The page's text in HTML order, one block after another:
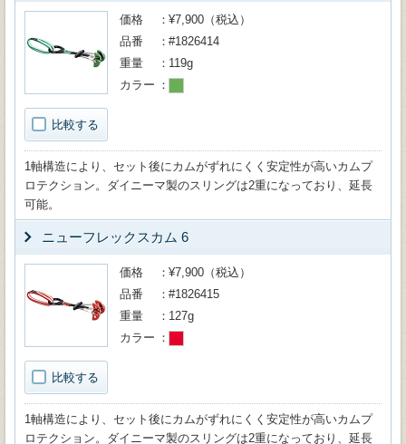
比較する
価格
¥7,900（税込）
品番
#1826414
重量
119g
カラー
1軸構造により、セット後にカムがずれにくく安定性が高いカムプ
ロテクション。ダイニーマ製のスリングは2重になっており、延長
可能。
ニューフレックスカム 6
比較する
価格
¥7,900（税込）
品番
#1826415
重量
127g
カラー
1軸構造により、セット後にカムがずれにくく安定性が高いカムプ
ロテクション。ダイニーマ製のスリングは2重になっており、延長